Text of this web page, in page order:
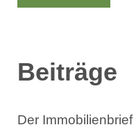
e
Beiträge
Der